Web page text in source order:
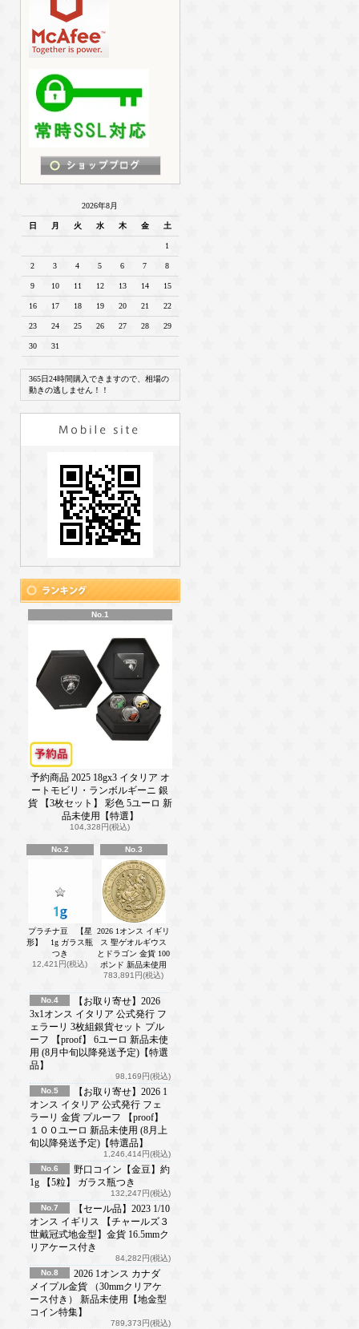
2026年8月
日 月 火 水 木 金 土
1
2 3 4 5 6 7 8
9 10 11 12 13 14 15
16 17 18 19 20 21 22
23 24 25 26 27 28 29
30 31
365日24時間購入できますので、相場の
動きの逃しません！！
No.1
予約商品 2025 18gx3 イタリア オ
ートモビリ・ランボルギーニ 銀
貨 【3枚セット】 彩色 5ユーロ 新
品未使用【特選】
104,328円(税込)
No.2
プラチナ豆 【星
形】 1g ガラス瓶
つき
12,421円(税込)
No.3
2026 1オンス イギリ
ス 聖ゲオルギウス
とドラゴン 金貨 100
ポンド 新品未使用
783,891円(税込)
No.4
【お取り寄せ】2026
3x1オンス イタリア 公式発行 フ
ェラーリ 3枚組銀貨セット プル
ーフ 【proof】 6ユーロ 新品未使
用 (8月中旬以降発送予定)【特選
品】
98,169円(税込)
No.5
【お取り寄せ】2026 1
オンス イタリア 公式発行 フェ
ラーリ 金貨 プルーフ 【proof】
１００ユーロ 新品未使用 (8月上
旬以降発送予定)【特選品】
1,246,414円(税込)
No.6
野口コイン【金豆】約
1g 【5粒】 ガラス瓶つき
132,247円(税込)
No.7
【セール品】2023 1/10
オンス イギリス 【チャールズ３
世戴冠式地金型】金貨 16.5mmク
リアケース付き
84,282円(税込)
No.8
2026 1オンス カナダ
メイプル金貨 （30mmクリアケ
ース付き） 新品未使用【地金型
コイン特集】
789,373円(税込)